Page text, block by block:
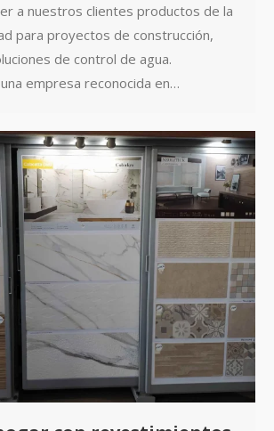
a nuestros clientes productos de la
para proyectos de construcción,
de control de agua.
empresa reconocida en…